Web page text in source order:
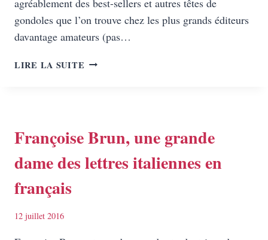
gondoles que l’on trouve chez les plus grands éditeurs
davantage amateurs (pas…
LIRE LA SUITE
MON
P’TIT
PANIER
SOUS
Françoise Brun, une grande
dame des lettres italiennes en
français
12 juillet 2016